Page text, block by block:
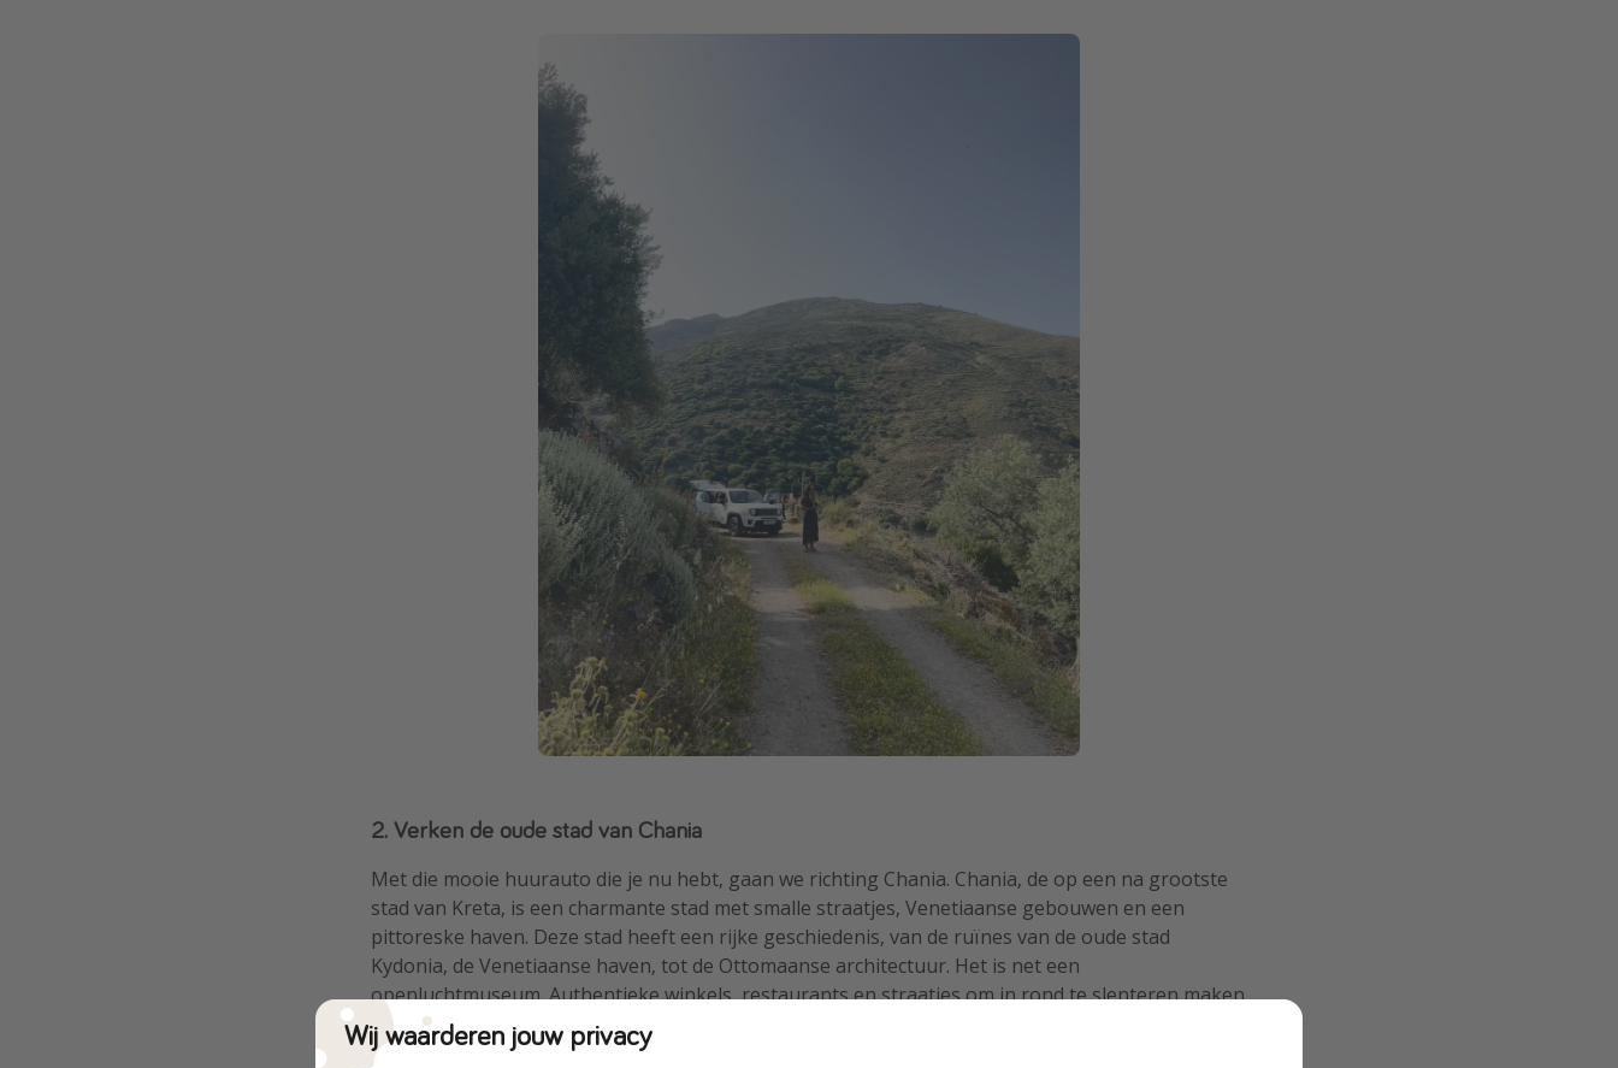
2. Verken de oude stad van Chania
Met die mooie huurauto die je nu hebt, gaan we richting Chania. Chania, de op een na grootste
stad van Kreta, is een charmante stad met smalle straatjes, Venetiaanse gebouwen en een
pittoreske haven. Deze stad heeft een rijke geschiedenis, van de ruïnes van de oude stad
Kydonia, de Venetiaanse haven, tot de Ottomaanse architectuur. Het is net een
openluchtmuseum. Authentieke winkels, restaurants en straatjes om in rond te slenteren maken
deze stad tot een geweldige bestemming.
Wij waarderen jouw privacy